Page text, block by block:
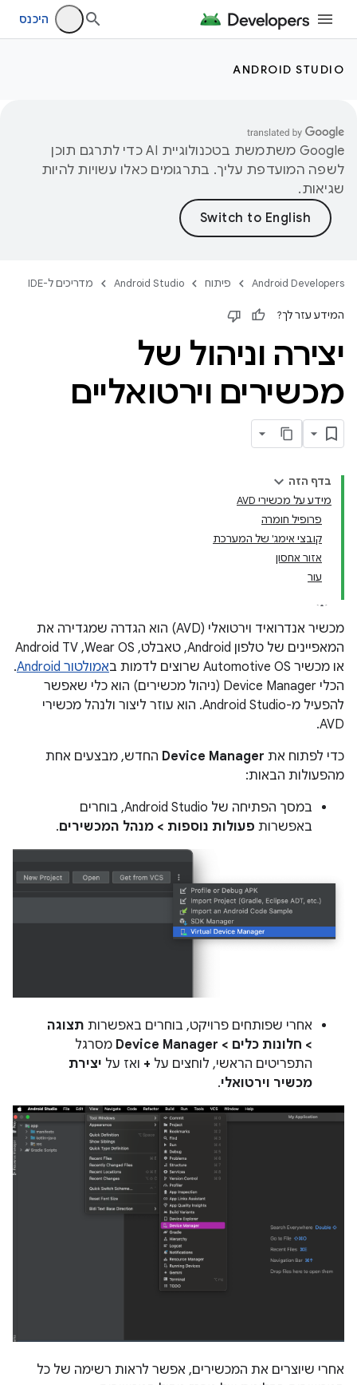
היכנס
ANDROID STUDIO
‫Google משתמשת בטכנולוגיית AI כדי לתרגם תוכן
לשפה המועדפת עליך. בתרגומים כאלו עשויות להיות
שגיאות.
Android Developers פיתוח Android Studio מדריכים ל-IDE
המידע עזר לך?
יצירה וניהול של
מכשירים וירטואליים
בדף הזה
מידע על מכשירי AVD
פרופיל חומרה
קובצי אימג' של המערכת
אזור אחסון
עור
מכשיר אנדרואיד וירטואלי (AVD) הוא הגדרה שמגדירה את
המאפיינים של טלפון Android, טאבלט, Wear OS,‏ Android TV
או מכשיר Automotive OS שרוצים לדמות ב
אמולטור Android
.
הכלי Device Manager (ניהול מכשירים) הוא כלי שאפשר
להפעיל מ-Android Studio. הוא עוזר ליצור ולנהל מכשירי
AVD.
כדי לפתוח את Device Manager החדש, מבצעים אחת
מהפעולות הבאות:
במסך הפתיחה של Android Studio, בוחרים
באפשרות פעולות נוספות > מנהל המכשירים.
אחרי שפותחים פרויקט, בוחרים באפשרות תצוגה
> חלונות כלים > Device Manager
מסרגל
התפריטים הראשי, לוחצים על + ואז על יצירת
מכשיר וירטואלי.
אחרי שיוצרים את המכשירים, אפשר לראות רשימה של כל